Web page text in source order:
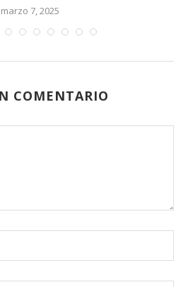
marzo 7, 2025
COMENTARIO